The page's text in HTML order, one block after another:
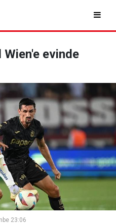
evinde
23:06